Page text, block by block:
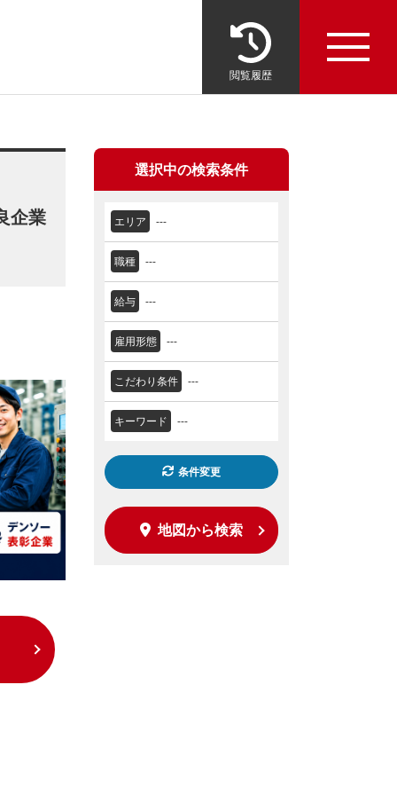
閲覧履歴
選択中の検索条件
エリア ---
職種 ---
給与 ---
雇用形態 ---
こだわり条件 ---
キーワード ---
条件変更
地図から検索
企業